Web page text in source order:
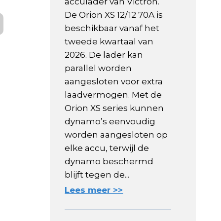
De Orion XS 12/12 70A is
beschikbaar vanaf het
tweede kwartaal van
2026. De lader kan
parallel worden
aangesloten voor extra
laadvermogen. Met de
Orion XS series kunnen
dynamo’s eenvoudig
worden aangesloten op
elke accu, terwijl de
dynamo beschermd
blijft tegen de...
Lees meer >>